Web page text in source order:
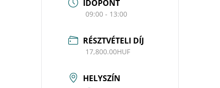
IDŐPONT
09:00 - 13:00
RÉSZTVÉTELI DÍJ
17,800.00HUF
HELYSZÍN